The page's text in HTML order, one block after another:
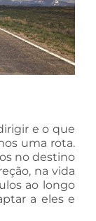
e o que
uma rota.
no destino
na vida
ao longo
a eles e